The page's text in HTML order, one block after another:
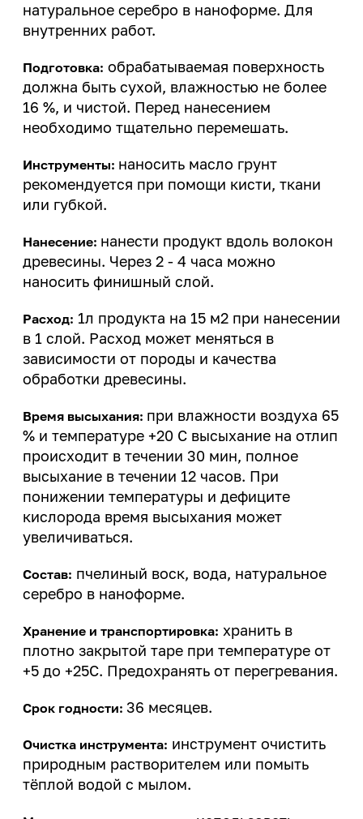
натуральное серебро в наноформе. Для
внутренних работ.
Подготовка: обрабатываемая поверхность
должна быть сухой, влажностью не более
16 %, и чистой. Перед нанесением
необходимо тщательно перемешать.
Инструменты: наносить масло грунт
рекомендуется при помощи кисти, ткани
или губкой.
Нанесение: нанести продукт вдоль волокон
древесины. Через 2 - 4 часа можно
наносить финишный слой.
Расход: 1л продукта на 15 м2 при нанесении
в 1 слой. Расход может меняться в
зависимости от породы и качества
обработки древесины.
Время высыхания: при влажности воздуха 65
% и температуре +20 С высыхание на отлип
происходит в течении 30 мин, полное
высыхание в течении 12 часов. При
понижении температуры и дефиците
кислорода время высыхания может
увеличиваться.
Состав: пчелиный воск, вода, натуральное
серебро в наноформе.
Хранение и транспортировка: хранить в
плотно закрытой таре при температуре от
+5 до +25С. Предохранять от перегревания.
Срок годности: 36 месяцев.
Очистка инструмента: инструмент очистить
природным растворителем или помыть
тёплой водой с мылом.